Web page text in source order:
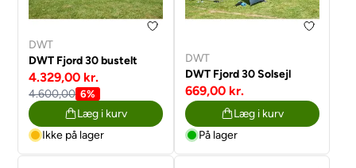
DWT
DWT Fjord 30 bustelt
4.329,00 kr.
4.600,00 6%
Læg i kurv
Ikke på lager
DWT
DWT Fjord 30 Solsejl
669,00 kr.
Læg i kurv
På lager